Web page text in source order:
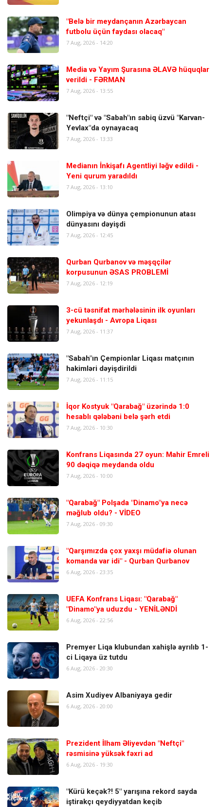
"Belə bir meydançanın Azərbaycan
futbolu üçün faydası olacaq"
7 Aug, 2026 - 14:20
Media və Yayım Şurasına ƏLAVƏ hüquqlar
verildi - FƏRMAN
7 Aug, 2026 - 13:55
"Neftçi" və "Sabah"ın sabiq üzvü "Karvan-
Yevlax"da oynayacaq
7 Aug, 2026 - 13:33
Medianın İnkişafı Agentliyi ləğv edildi -
Yeni qurum yaradıldı
7 Aug, 2026 - 13:10
Olimpiya və dünya çempionunun atası
dünyasını dəyişdi
7 Aug, 2026 - 12:45
Qurban Qurbanov və məşqçilər
korpusunun ƏSAS PROBLEMİ
7 Aug, 2026 - 12:19
3-cü təsnifat mərhələsinin ilk oyunları
yekunlaşdı - Avropa Liqası
7 Aug, 2026 - 11:37
"Sabah"ın Çempionlar Liqası matçının
hakimləri dəyişdirildi
7 Aug, 2026 - 11:15
İqor Kostyuk "Qarabağ" üzərində 1:0
hesablı qələbəni belə şərh etdi
7 Aug, 2026 - 10:30
Konfrans Liqasında 27 oyun: Mahir Emreli
90 dəqiqə meydanda oldu
7 Aug, 2026 - 10:00
"Qarabağ" Polşada "Dinamo"ya necə
məğlub oldu? - VİDEO
7 Aug, 2026 - 09:30
"Qarşımızda çox yaxşı müdafiə olunan
komanda var idi" - Qurban Qurbanov
6 Aug, 2026 - 23:35
UEFA Konfrans Liqası: "Qarabağ"
"Dinamo"ya uduzdu - YENİLƏNDİ
6 Aug, 2026 - 22:56
Premyer Liqa klubundan xahişlə ayrılıb 1-
ci Liqaya üz tutdu
6 Aug, 2026 - 20:30
Asim Xudiyev Albaniyaya gedir
6 Aug, 2026 - 20:00
Prezident İlham Əliyevdən "Neftçi"
rəsmisinə yüksək fəxri ad
6 Aug, 2026 - 19:30
"Kürü keçək?! 5" yarışına rekord sayda
iştirakçı qeydiyyatdan keçib